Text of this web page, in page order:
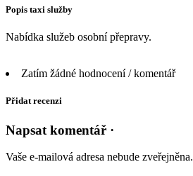
Popis taxi služby
Nabídka služeb osobní přepravy.
Zatím žádné hodnocení / komentář
Přidat recenzi
Napsat komentář ·
Vaše e-mailová adresa nebude zveřejněna.